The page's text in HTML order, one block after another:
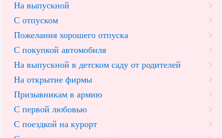
На выпускной
С отпуском
Пожелания хорошего отпуска
С покупкой автомобиля
На выпускной в детском саду от родителей
На открытие фирмы
Призывникам в армию
С первой любовью
С поездкой на курорт